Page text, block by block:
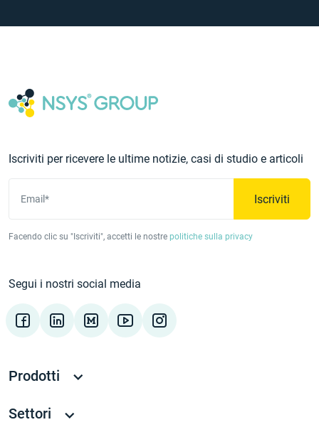
Iscriviti per ricevere le ultime notizie, casi di studio e articoli
Email* Iscriviti
Facendo clic su "Iscriviti", accetti le nostre politiche sulla privacy
Segui i nostri social media
Prodotti
Settori